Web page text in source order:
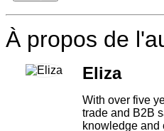
À propos de
Eliza
With over five
trade and B2B
knowledge and